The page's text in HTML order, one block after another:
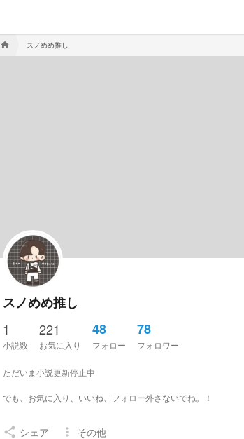
home スノめめ推し
スノめめ推し
1
小説数
221
お気に入り
48
フォロー
78
フォロワー
ただいま小説更新停止中
でも、お気に入り、いいね、フォロー外さないでね。！
share シェア more_vert その他